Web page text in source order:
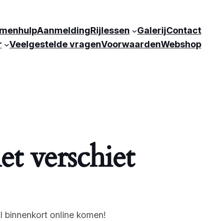
AanmeldingRijlessen GalerijContact
Veelgestelde vragenVoorwaardenWebshop
verschiet
online komen!